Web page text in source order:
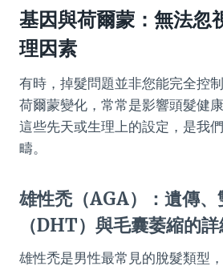
基因與荷爾蒙：無法忽
理因素
有時，掉髮問題並非您能完全控
荷爾蒙變化，常常是影響頭髮健
這些先天或生理上的設定，是我
疇。
雄性禿（AGA）：遺傳、
（DHT）與毛囊萎縮的詳
雄性禿是男性最常見的脫髮類型